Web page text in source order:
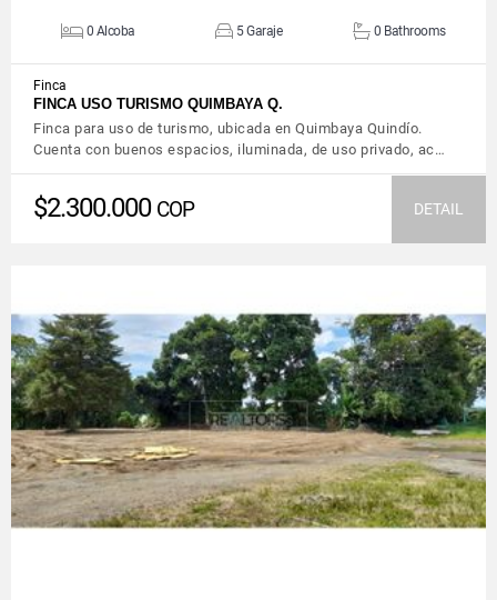
0 Alcoba 5 Garaje 0 Bathrooms
Finca
FINCA USO TURISMO QUIMBAYA Q.
Finca para uso de turismo, ubicada en Quimbaya Quindío.
Cuenta con buenos espacios, iluminada, de uso privado, ac…
$2.300.000 COP DETAIL
VIEW DETAILS